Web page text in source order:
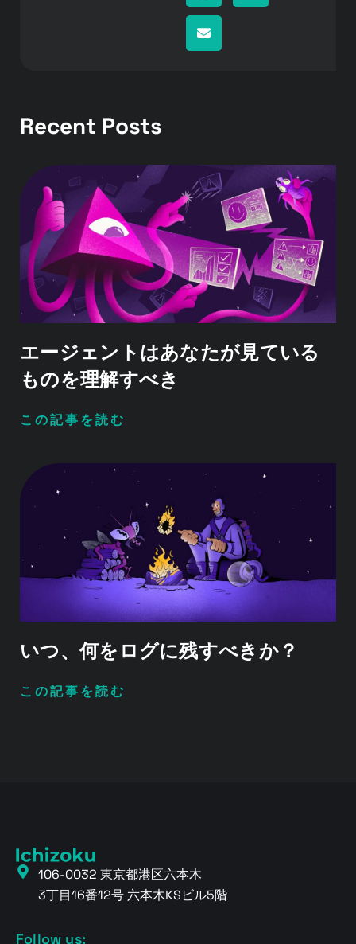
Recent Posts
エージェントはあなたが見ている
ものを理解すべき
この記事を読む
いつ、何をログに残すべきか？
この記事を読む
106-0032 東京都港区六本木
3丁目16番12号 六本木KSビル5階
Follow us: